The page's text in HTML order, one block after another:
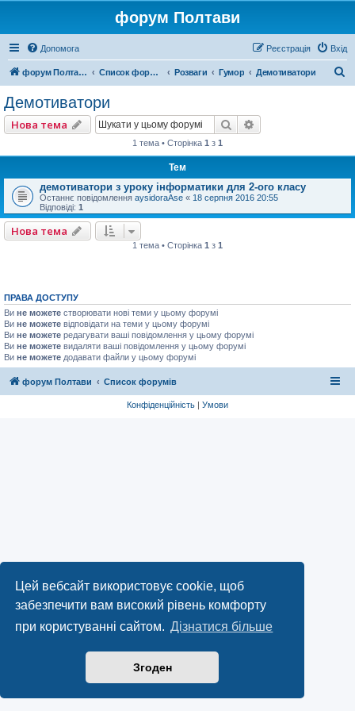
Цей вебсайт використовує cookie, щоб
забезпечити вам високий рівень комфорту
при користуванні сайтом. Дізнатися більше
Згоден
форум Полтави
Допомога Вхід
Реєстрація
форум Полтави Список форумів Розваги Гумор Демотиватори
Демотиватори
Нова тема Пошук
1 тема • Сторінка 1 з 1
Тем
демотиватори з уроку інформатики для 2-ого класу
Останнє повідомлення aysidoraAse « 18 серпня 2016 20:55
Відповіді: 1
Нова тема
1 тема • Сторінка 1 з 1
ПРАВА ДОСТУПУ
Ви не можете створювати нові теми у цьому форумі
Ви не можете відповідати на теми у цьому форумі
Ви не можете редагувати ваші повідомлення у цьому форумі
Ви не можете видаляти ваші повідомлення у цьому форумі
Ви не можете додавати файли у цьому форумі
форум Полтави Список форумів
Конфіденційність | Умови